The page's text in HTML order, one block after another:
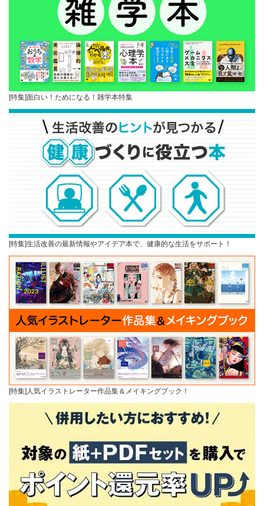
[特集]面白い！ためになる！雑学本特集
[特集]生活改善の最新情報やアイデア本で、健康的な生活をサポート！
[特集]人気イラストレーター作品集＆メイキングブック！